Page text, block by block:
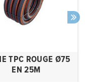
TPC ROUGE Ø75
EN 25M